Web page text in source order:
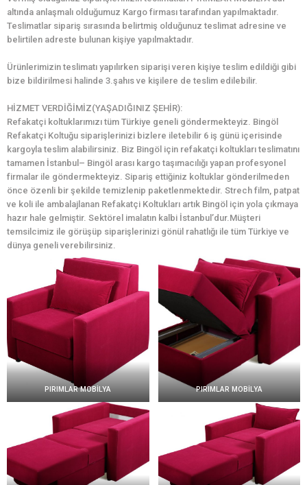
altında anlaşmalı olduğumuz Kargo firması tarafından yapılmaktadır.
Teslimatlar sipariş sırasında belirtmiş olduğunuz teslimat adresine ve
belirtilen adreste bulunan kişiye yapılmaktadır.
Ürünlerimizin teslimatı yapılırken siparişi veren kişiye teslim edildiği gibi
bize bildirilmesi halinde 3.şahıs ve kişilere de teslim edilebilir.
HİZMET VERDİĞİMİZ(YAŞADIĞINIZ ŞEHİR):
Refakatçi koltuklarımızı tüm Türkiye geneli göndermekteyiz. Bingöl
Refakatçi Koltuğu siparişlerinizi bizlere iletebilir 6 iş günü içerisinde
kargoyla teslim alabilirsiniz. Biz Bingöl için refakatçi koltukları teslimatını
tamamen İstanbul– Bingöl arası kargo taşımacılığı yapan profesyonel
firmalar ile göndermekteyiz. Sipariş ettiğiniz koltuklar gönderilmeden
önce özenli bir şekilde temizlenip paketlenmektedir. Strech film, patpat
ve koli ile ambalajlanan Refakatçi Koltukları artık Bingöl için yola çıkmaya
hazır hale gelmiştir. Sektörel imalatın kalbi İstanbul’dur.Müşteri
temsilcimiz ile görüşüp siparişlerinizi gönül rahatlığı ile tüm Türkiye ve
dünya geneli verebilirsiniz.
PIRIMLAR MOBİLYA PIRIMLAR MOBİLYA